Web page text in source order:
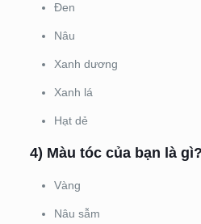
Đen
Nâu
Xanh dương
Xanh lá
Hạt dẻ
4) Màu tóc của bạn là gì?
Vàng
Nâu sẫm